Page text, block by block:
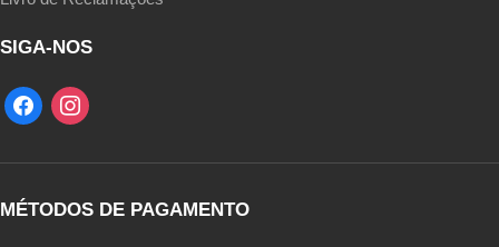
SIGA-NOS
MÉTODOS DE PAGAMENTO